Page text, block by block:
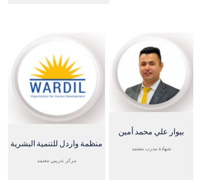
منظمة واردل للتنمية البشرية
مركز تدريبي معتمد
بيوار علي محمد أمين
شهادة مدرب معتمد